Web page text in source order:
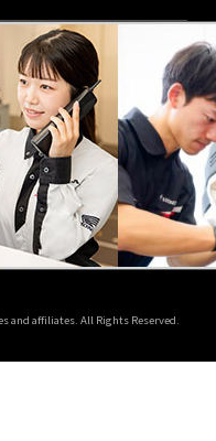
and affiliates. All Rights Reserved.